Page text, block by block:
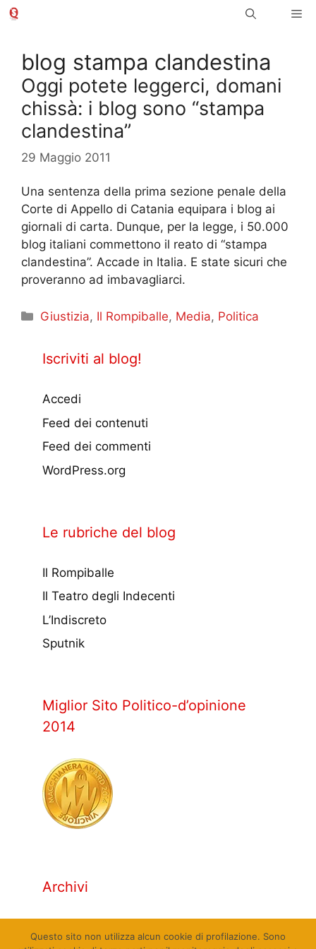
Vai
blog stampa clandestina
Oggi potete leggerci, domani
chissà: i blog sono “stampa
clandestina”
29 Maggio 2011
Una sentenza della prima sezione penale della
Corte di Appello di Catania equipara i blog ai
giornali di carta. Dunque, per la legge, i 50.000
blog italiani commettono il reato di “stampa
clandestina”. Accade in Italia. E state sicuri che
proveranno ad imbavagliarci.
Categorie
Giustizia, Il Rompiballe, Media, Politica
Iscriviti al blog!
Accedi
Feed dei contenuti
Feed dei commenti
WordPress.org
Le rubriche del blog
Il Rompiballe
Il Teatro degli Indecenti
L’Indiscreto
Sputnik
Miglior Sito Politico-d’opinione
2014
Archivi
Questo sito non utilizza alcun cookie di profilazione. Sono